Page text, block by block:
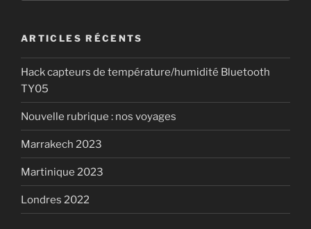
ARTICLES RÉCENTS
Hack capteurs de température/humidité Bluetooth
TY05
Nouvelle rubrique : nos voyages
Marrakech 2023
Martinique 2023
Londres 2022